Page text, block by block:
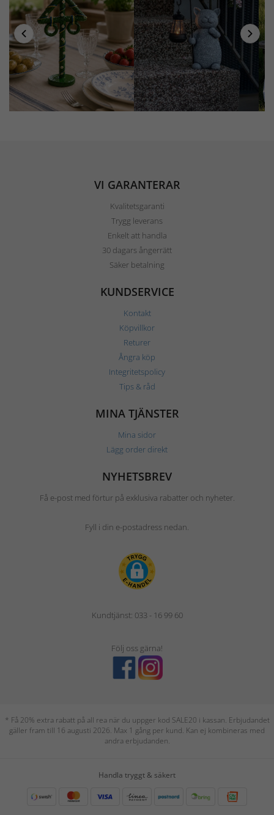
VI GARANTERAR
Kvalitetsgaranti
Trygg leverans
Enkelt att handla
30 dagars ångerrätt
Säker betalning
KUNDSERVICE
Kontakt
Köpvillkor
Returer
Ångra köp
Integritetspolicy
Tips & råd
MINA TJÄNSTER
Mina sidor
Lägg order direkt
NYHETSBREV
Få e-post med förtur på exklusiva rabatter och nyheter.
Fyll i din e-postadress nedan.
Kundtjänst: 033 - 16 99 60
Följ oss gärna!
* Få 20% extra rabatt på all rea när du uppger kod SALE20 i kassan. Erbjudandet
gäller fram till 16 augusti 2026. Max 1 gång per kund. Kan ej kombineras med
andra erbjudanden.
Handla tryggt & säkert